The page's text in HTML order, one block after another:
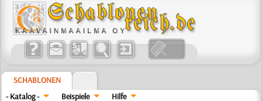
SCHABLONEN
- Katalog -
Beispiele Hilfe